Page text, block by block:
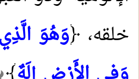
خلقه، ﴿وَهُوَ